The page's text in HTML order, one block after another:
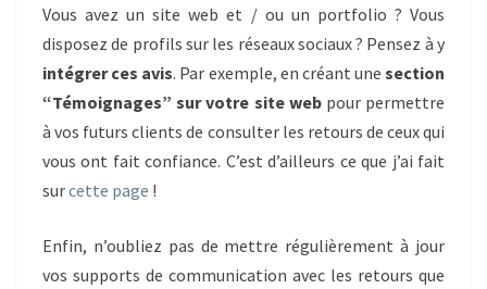
Vous avez un site web et / ou un portfolio ? Vous
disposez de profils sur les réseaux sociaux ? Pensez à y
intégrer ces avis. Par exemple, en créant une section
“Témoignages” sur votre site webpour permettre
à vos futurs clients de consulter les retours de ceux qui
vous ont fait confiance. C’est d’ailleurs ce que j’ai fait
surcette page !
Enfin, n’oubliez pas de mettre régulièrement à jour
vos supports de communication avec les retours que